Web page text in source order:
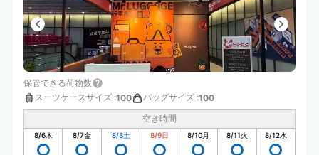
保管できる荷物数
スーツケースサイズ :100 バッグサイズ :100
空き時間
8/6木 8/7金 8/8土 8/9日 8/10月 8/11火 8/12水